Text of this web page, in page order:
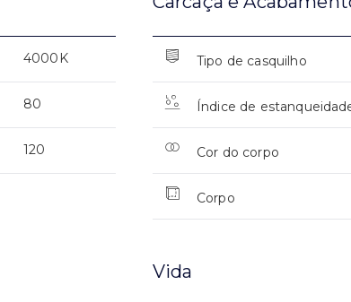
4000K
80
120
Tipo de casquilho
Índice de
Cor do corpo
Corpo
Vida